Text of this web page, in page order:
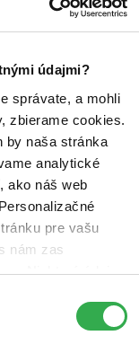
údajmi?
správate, a mohli
zbierame cookies.
by naša stránka
analytické
ako náš web
pre vašu
nám zas
Niektoré údaje
Ďakujeme!
Wenťi / Cai Wenji